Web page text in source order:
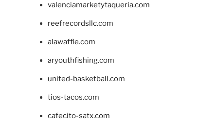
valenciamarketytaqueria.com
reefrecordsllc.com
alawaffle.com
aryouthfishing.com
united-basketball.com
tios-tacos.com
cafecito-satx.com